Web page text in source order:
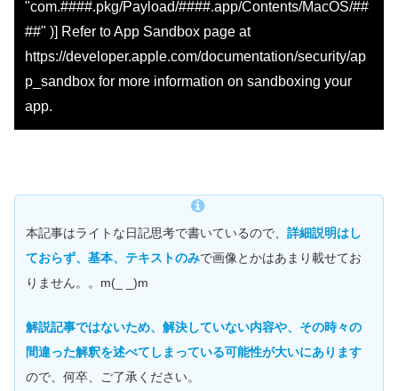
"com.####.pkg/Payload/####.app/Contents/MacOS/##
##" )] Refer to App Sandbox page at
https://developer.apple.com/documentation/security/ap
p_sandbox for more information on sandboxing your
app.
本記事はライトな日記思考で書いているので、 詳細説明はし
ておらず、基本、テキストのみで画像とかはあまり載せてお
りません。。m(_ _)m
解説記事ではないため、解決していない内容や、その時々の
間違った解釈を述べてしまっている可能性が大いにあります
ので、何卒、ご了承ください。